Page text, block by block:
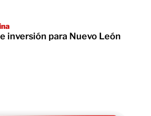
inversión para Nuevo León